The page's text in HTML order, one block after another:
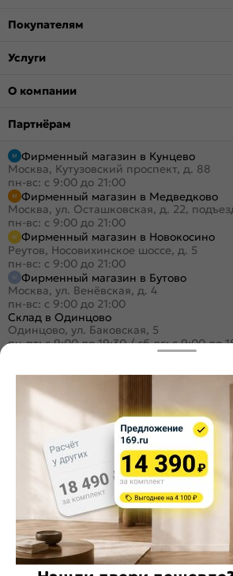
Покупателям
Услуги
О компании
Партнёрам
Фирменный магазин в Кунцево
Москва, Кутузовский проспект, д. 88
пн-вс: с 9:00 до 21:00
Фирменный магазин в Медведково
Москва, ул. Осташковская, д. 22,
пн-вс: с 9:00 до 21:00
Фирменный магазин в Новокосино
Реутов, Носовихинское шоссе, д. 5
пн-вс: с 9:00 до 21:00
Фирменный магазин в Бутово
Москва, ул. Венёвская, д. 4
пн-вс: с 9:00 до 21:00
Склад в Одинцово
Одинцово, ул. Баковская, 5
пн-пт: с 9:00 до 19:30/сб-вс: с 9:00 до
+7 (495) 984-16-99
Заказать звонок
Стать дилером
Расскажите о нас
Поделиться
Оцените магазин